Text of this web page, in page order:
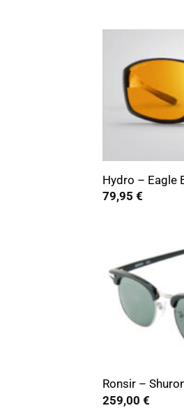
Hydro – Eagle
79,95 €
Ronsir –
259,00 €